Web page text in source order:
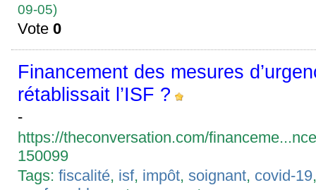
09-05)
Vote0
Financement des mesures
rétablissait l’ISF ?
-
https://theconversation.com/
150099
Tags:fiscalité, isf, impôt,soignant, covid-19